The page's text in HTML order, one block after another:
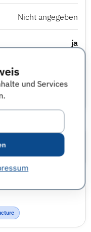
und Services
Nicht angegeben
ja
Nicht angegeben